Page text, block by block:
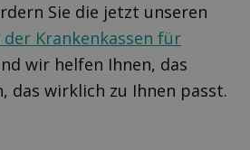
Sie die jetzt unseren
Krankenkassen für
wir helfen Ihnen, das
das wirklich zu Ihnen passt.